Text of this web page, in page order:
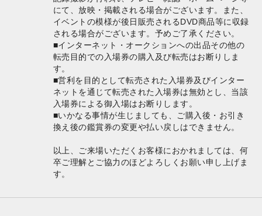
にて、放映・掲載される場合がございます。また、
イベントの模様が後日販売されるDVD商品等に収録
される場合がございます。予めご了承ください。
■インターネット・オークションへの出品その他の
転売目的での入場券の購入及び転売はお断りしま
す。
■営利を目的として転売された入場券及びインター
ネットを通じて転売された入場券は無効とし、当該
入場券による御入場はお断りします。
■いかなる事情が生じましても、ご購入後・お引き
換え後の鑑賞券の変更や払い戻しはできません。
以上、ご来場いただくお客様におかれましては、何
卒ご理解とご協力のほどよろしくお願い申し上げま
す。